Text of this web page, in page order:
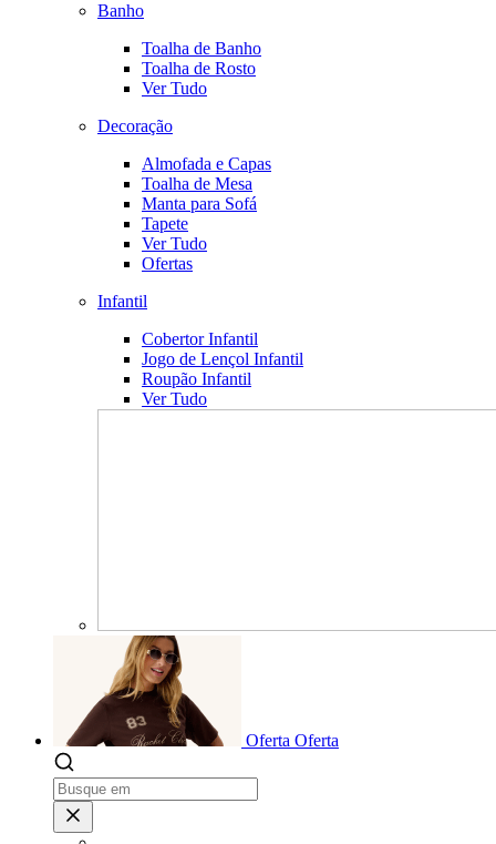
Banho
Toalha de Banho
Toalha de Rosto
Ver Tudo
Decoração
Almofada e Capas
Toalha de Mesa
Manta para Sofá
Tapete
Ver Tudo
Ofertas
Infantil
Cobertor Infantil
Jogo de Lençol Infantil
Roupão Infantil
Ver Tudo
Oferta Oferta